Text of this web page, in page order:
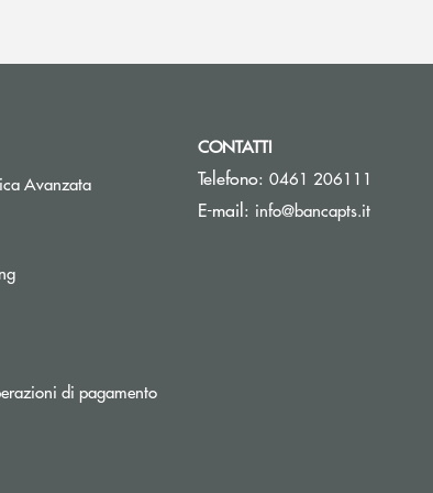
AvanzataApre una nuova finestra
Apre una nuova finestra
una nuova finestra
di pagamentoApre una nuova finestra
CONTATTI
Telefono: 0461 206111
E-mail: info@bancapts.it(si apre